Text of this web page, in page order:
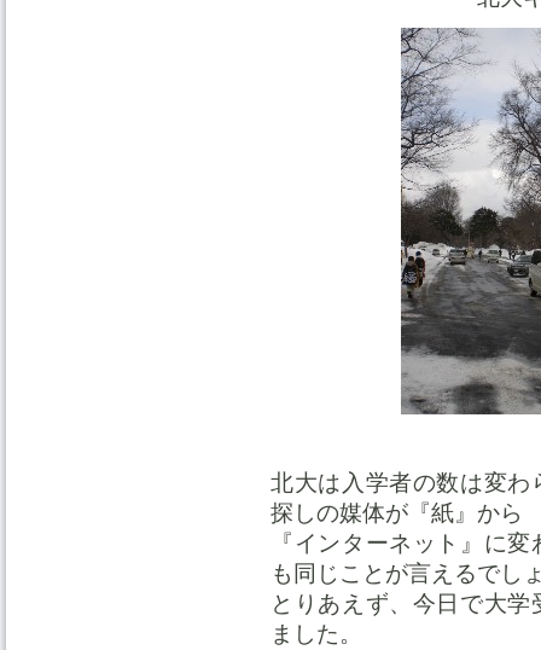
北大は入学者の数は変
探しの媒体が『紙』から
『インターネット』に
も同じことが言えるでし
とりあえず、今日で大
ました。